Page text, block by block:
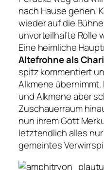
nach Hause gehen.
wieder auf die
unvorteilhafte Rolle
Eine heimliche
Altefrohne als
spitz kommentiert
Alkmene
und Alkmene aber
Zuschauerraum
nun ihrem Gott
letztendlich alles
gemeintes